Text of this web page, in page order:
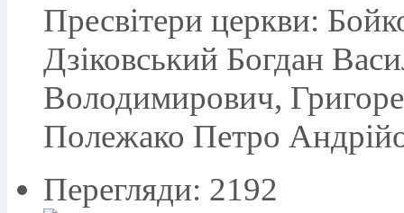
Пресвітери церкви:
Дзіковський Богдан
Володимирович,
Полежако Петро
Перегляди: 2192